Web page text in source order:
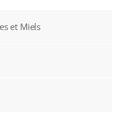
et Miels